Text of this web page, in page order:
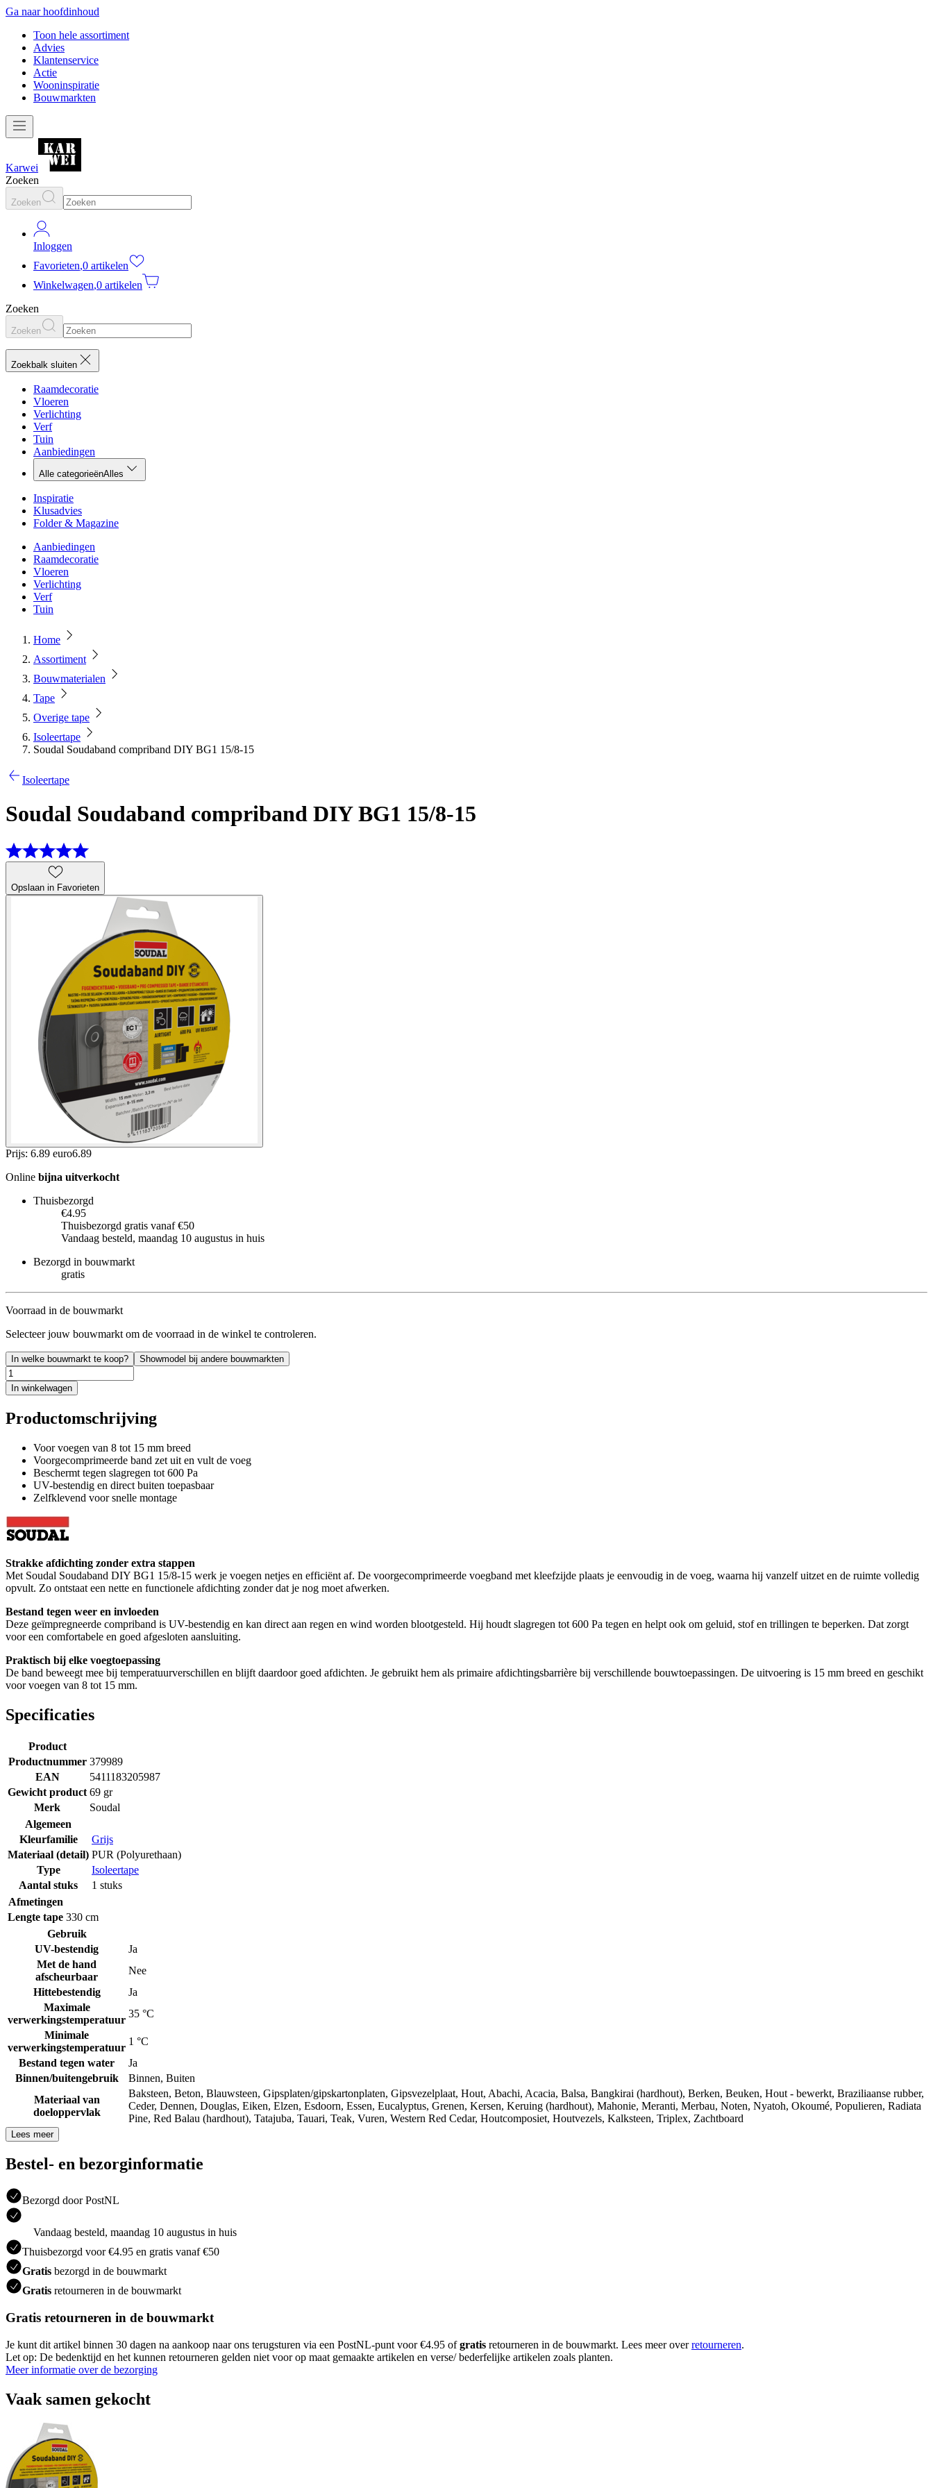
Ga naar hoofdinhoud
Toon hele assortiment
Advies
Klantenservice
Actie
Wooninspiratie
Bouwmarkten
Karwei
Zoeken
Zoeken
Inloggen
Favorieten,0 artikelen
Winkelwagen,0 artikelen
Zoeken
Zoeken
Zoekbalk sluiten
Raamdecoratie
Vloeren
Verlichting
Verf
Tuin
Aanbiedingen
Alle categorieënAlles
Inspiratie
Klusadvies
Folder & Magazine
Aanbiedingen
Raamdecoratie
Vloeren
Verlichting
Verf
Tuin
Home
Assortiment
Bouwmaterialen
Tape
Overige tape
Isoleertape
Soudal Soudaband compriband DIY BG1 15/8-15
Isoleertape
Soudal Soudaband compriband DIY BG1 15/8-15
Opslaan in Favorieten
Prijs: 6.89 euro6.89
Online bijna uitverkocht
Thuisbezorgd
€4.95
Thuisbezorgd gratis vanaf €50
Vandaag besteld, maandag 10 augustus in huis
Bezorgd in bouwmarkt
gratis
Voorraad in de bouwmarkt
Selecteer jouw bouwmarkt om de voorraad in de winkel te controleren.
In welke bouwmarkt te koop? Showmodel bij andere bouwmarkten
In winkelwagen
Productomschrijving
Voor voegen van 8 tot 15 mm breed
Voorgecomprimeerde band zet uit en vult de voeg
Beschermt tegen slagregen tot 600 Pa
UV-bestendig en direct buiten toepasbaar
Zelfklevend voor snelle montage
Strakke afdichting zonder extra stappen
Met Soudal Soudaband DIY BG1 15/8-15 werk je voegen netjes en efficiënt af. De voorgecomprimeerde voegband met kleefzijde plaats je eenvoudig in de voeg, waarna hij vanzelf uitzet en de ruimte volledig
opvult. Zo ontstaat een nette en functionele afdichting zonder dat je nog moet afwerken.
Bestand tegen weer en invloeden
Deze geïmpregneerde compriband is UV-bestendig en kan direct aan regen en wind worden blootgesteld. Hij houdt slagregen tot 600 Pa tegen en helpt ook om geluid, stof en trillingen te beperken. Dat zorgt
voor een comfortabele en goed afgesloten aansluiting.
Praktisch bij elke voegtoepassing
De band beweegt mee bij temperatuurverschillen en blijft daardoor goed afdichten. Je gebruikt hem als primaire afdichtingsbarrière bij verschillende bouwtoepassingen. De uitvoering is 15 mm breed en geschikt
voor voegen van 8 tot 15 mm.
Specificaties
Product
Productnummer 379989
EAN
5411183205987
Gewicht product 69 gr
Merk
Soudal
Algemeen
Kleurfamilie
Grijs
Materiaal (detail) PUR (Polyurethaan)
Type
Isoleertape
Aantal stuks
1 stuks
Afmetingen
Lengte tape 330 cm
Gebruik
UV-bestendig
Ja
Met de hand
afscheurbaar
Nee
Hittebestendig
Ja
Maximale
verwerkingstemperatuur
35 °C
Minimale
verwerkingstemperatuur
1 °C
Bestand tegen water
Ja
Binnen/buitengebruik
Binnen, Buiten
Materiaal van
doeloppervlak
Baksteen, Beton, Blauwsteen, Gipsplaten/gipskartonplaten, Gipsvezelplaat, Hout, Abachi, Acacia, Balsa, Bangkirai (hardhout), Berken, Beuken, Hout - bewerkt, Braziliaanse rubber,
Ceder, Dennen, Douglas, Eiken, Elzen, Esdoorn, Essen, Eucalyptus, Grenen, Kersen, Keruing (hardhout), Mahonie, Meranti, Merbau, Noten, Nyatoh, Okoumé, Populieren, Radiata
Pine, Red Balau (hardhout), Tatajuba, Tauari, Teak, Vuren, Western Red Cedar, Houtcomposiet, Houtvezels, Kalksteen, Triplex, Zachtboard
Lees meer
Bestel- en bezorginformatie
Bezorgd door PostNL
Vandaag besteld, maandag 10 augustus in huis
Thuisbezorgd voor €4.95 en gratis vanaf €50
Gratis bezorgd in de bouwmarkt
Gratis retourneren in de bouwmarkt
Gratis retourneren in de bouwmarkt
Je kunt dit artikel binnen 30 dagen na aankoop naar ons terugsturen via een PostNL-punt voor €4.95 ofgratis retourneren in de bouwmarkt. Lees meer overretourneren.
Let op: De bedenktijd en het kunnen retourneren gelden niet voor op maat gemaakte artikelen en verse/ bederfelijke artikelen zoals planten.
Meer informatie over de bezorging
Vaak samen gekocht